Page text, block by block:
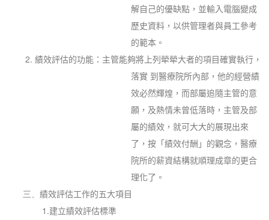
解自己的優缺點，並輸入電腦變成
歷史資料，以供管理者與員工參考
的範本。
2. 績效評估的功能：主管能夠將上列犖犖大者的項目確實執行，
落實 到醫療院所內部，他的經營績
效必然輝煌，而部屬追隨主管的意
願，及熱情未曾低落時，主管及部
屬的績效，就可大大的展現出來
了，按「績效付酬」的觀念，醫療
院所的薪資結構就順理成章的更合
理化了。
三、績效評估工作的五大項目
1.建立績效評估標準